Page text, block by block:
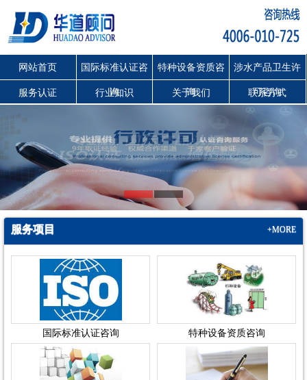
网站首页 国际标准认证咨
询
特种设备资质咨
询
涉水产品卫生许
可咨询
服务认证 行业知识 关于我们 联系方式
服务项目 +MORE
国际标准认证咨询 特种设备资质咨询